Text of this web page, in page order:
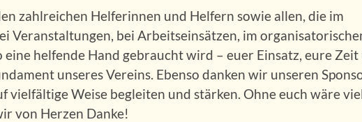
zahlreichen Helferinnen und Helfern sowie allen, die im
Veranstaltungen, bei Arbeitseinsätzen, im
helfende Hand gebraucht wird – euer Einsatz, eure Zeit
unseres Vereins. Ebenso danken wir unseren
vielfältige Weise begleiten und stärken. Ohne euch wäre
von Herzen Danke!